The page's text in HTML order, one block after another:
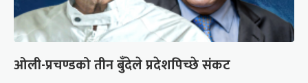
ओली-प्रचण्डको तीन बुँदेले प्रदेशपिच्छे संकट